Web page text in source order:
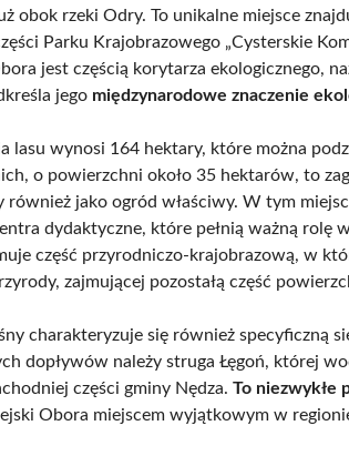
obok rzeki Odry. To unikalne miejsce
Parku Krajobrazowego „Cysterskie
jest częścią korytarza ekologicznego,
jego międzynarodowe znaczenie
lasu wynosi 164 hektary, które można
o powierzchni około 35 hektarów, to
również jako ogród właściwy. W tym
dydaktyczne, które pełnią ważną rolę
część przyrodniczo-krajobrazową, w
zajmującej pozostałą część
charakteryzuje się również specyficzną
dopływów należy struga Łęgoń, której
części gminy Nędza.To niezwykłe
Obora miejscem wyjątkowym w